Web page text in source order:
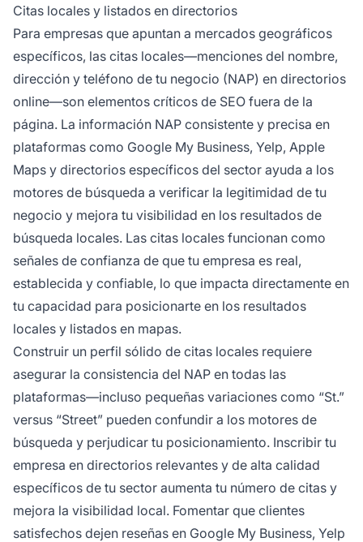
Citas locales y listados en directorios
Para empresas que apuntan a mercados geográficos
específicos, las citas locales—menciones del nombre,
dirección y teléfono de tu negocio (NAP) en directorios
online—son elementos críticos de SEO fuera de la
página. La información NAP consistente y precisa en
plataformas como Google My Business, Yelp, Apple
Maps y directorios específicos del sector ayuda a los
motores de búsqueda a verificar la legitimidad de tu
negocio y mejora tu visibilidad en los resultados de
búsqueda locales. Las citas locales funcionan como
señales de confianza de que tu empresa es real,
establecida y confiable, lo que impacta directamente en
tu capacidad para posicionarte en los resultados
locales y listados en mapas.
Construir un perfil sólido de citas locales requiere
asegurar la consistencia del NAP en todas las
plataformas—incluso pequeñas variaciones como “St.”
versus “Street” pueden confundir a los motores de
búsqueda y perjudicar tu posicionamiento. Inscribir tu
empresa en directorios relevantes y de alta calidad
específicos de tu sector aumenta tu número de citas y
mejora la visibilidad local. Fomentar que clientes
satisfechos dejen reseñas en Google My Business, Yelp